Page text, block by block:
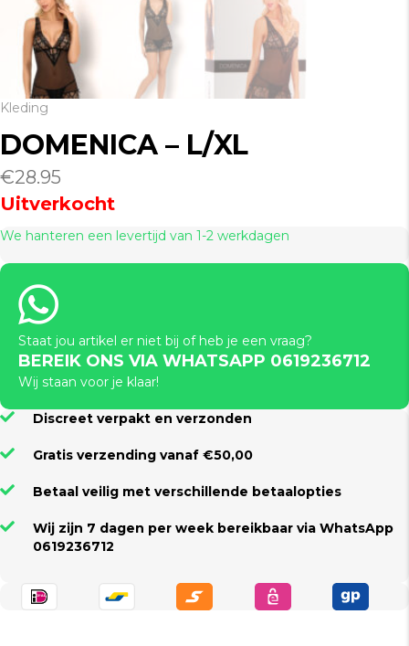
Kleding
DOMENICA – L/XL
€28.95
Uitverkocht
We hanteren een levertijd van 1-2 werkdagen
Staat jou artikel er niet bij of heb je een vraag?
BEREIK ONS VIA WHATSAPP 0619236712
Wij staan voor je klaar!
Discreet verpakt en verzonden
Gratis verzending vanaf €50,00
Betaal veilig met verschillende betaalopties
Wij zijn 7 dagen per week bereikbaar via WhatsApp
0619236712